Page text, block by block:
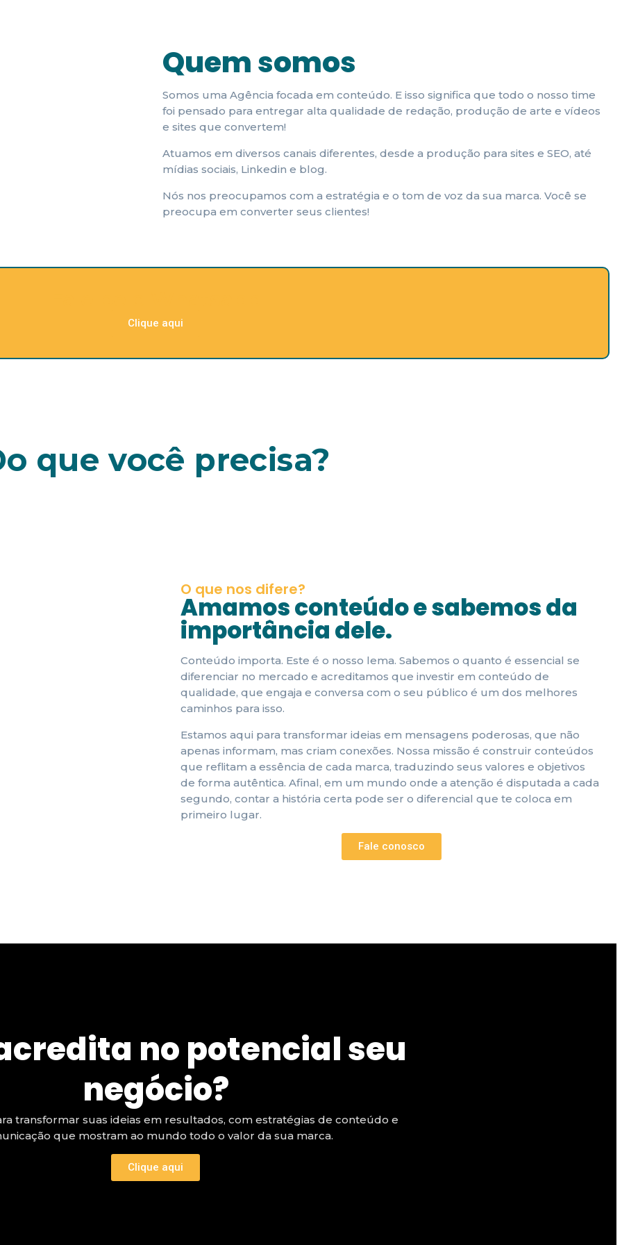
Quem somos
Somos uma Agência focada em conteúdo. E isso significa que todo o nosso time
foi pensado para entregar alta qualidade de redação, produção de arte e vídeos
e sites que convertem!
Atuamos em diversos canais diferentes, desde a produção para sites e SEO, até
mídias sociais, Linkedin e blog.
Nós nos preocupamos com a estratégia e o tom de voz da sua marca. Você se
preocupa em converter seus clientes!
Clique aqui
que você precisa?
O que nos difere?
Amamos conteúdo e sabemos da
importância dele.
Conteúdo importa. Este é o nosso lema. Sabemos o quanto é essencial se
diferenciar no mercado e acreditamos que investir em conteúdo de
qualidade, que engaja e conversa com o seu público é um dos melhores
caminhos para isso.
Estamos aqui para transformar ideias em mensagens poderosas, que não
apenas informam, mas criam conexões. Nossa missão é construir conteúdos
que reflitam a essência de cada marca, traduzindo seus valores e objetivos
de forma autêntica. Afinal, em um mundo onde a atenção é disputada a cada
segundo, contar a história certa pode ser o diferencial que te coloca em
primeiro lugar.
Fale conosco
no potencial seu
negócio?
transformar suas ideias em resultados, com estratégias de conteúdo e
que mostram ao mundo todo o valor da sua marca.
Clique aqui